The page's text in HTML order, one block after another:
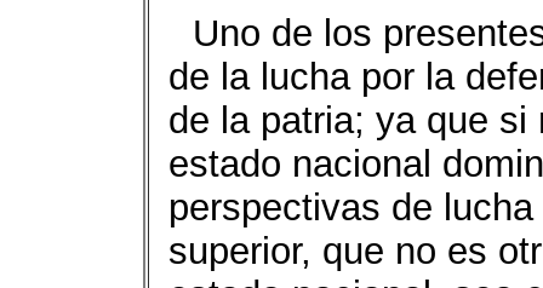
Uno de los
de la lucha por la
de la patria; ya que
estado nacional
perspectivas de
superior, que no es